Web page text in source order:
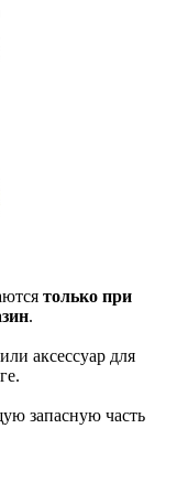
только при
.
аксессуар для
запасную часть